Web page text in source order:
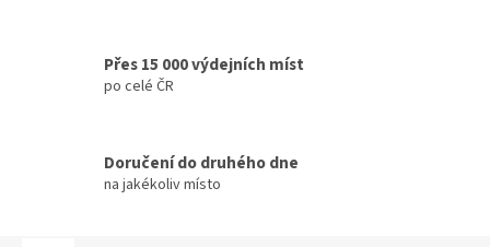
Přes 15 000 výdejních míst
po celé ČR
Doručení do druhého dne
na jakékoliv místo